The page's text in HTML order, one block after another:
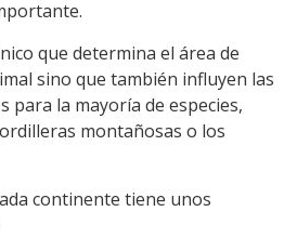
que determina el área de
sino que también influyen las
para la mayoría de especies,
montañosas o los
continente tiene unos